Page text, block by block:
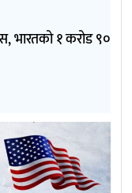
भारतको १ करोड ९०